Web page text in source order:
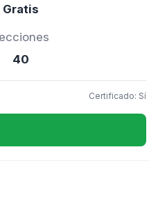
Gratis
40
Certificado: Sí